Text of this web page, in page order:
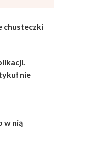
chusteczki
nie
w nią